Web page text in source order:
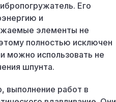
Его
и
элементы не
полностью исключен
можно использовать не
шпунта.
выполнение работ в